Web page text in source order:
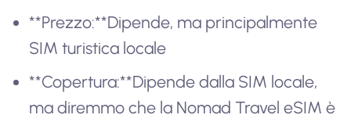
**Prezzo:**Dipende, ma principalmente
SIM turistica locale
**Copertura:**Dipende dalla SIM locale,
ma diremmo che la Nomad Travel eSIM è